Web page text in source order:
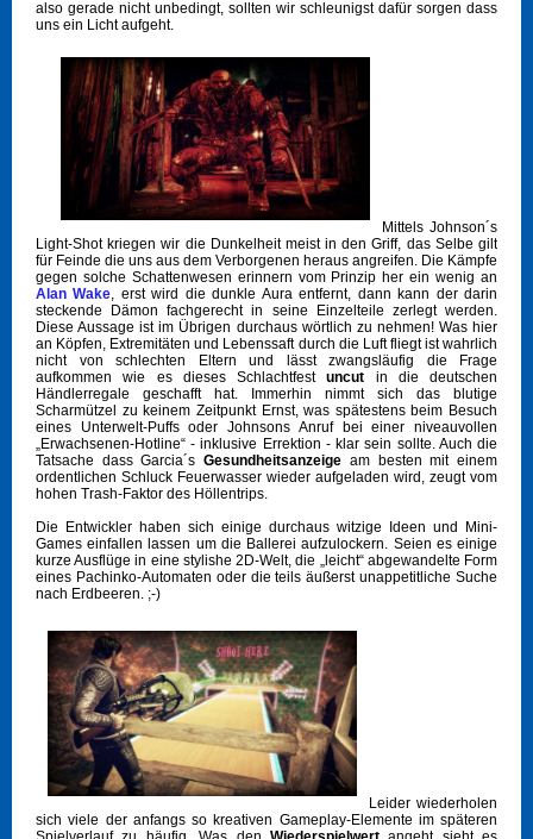
also gerade nicht unbedingt, sollten wir schleunigst dafür sorgen dass
uns ein Licht aufgeht.
Mittels Johnson´s
Light-Shot kriegen wir die Dunkelheit meist in den Griff, das Selbe gilt
für Feinde die uns aus dem Verborgenen heraus angreifen. Die Kämpfe
gegen solche Schattenwesen erinnern vom Prinzip her ein wenig an
Alan Wake, erst wird die dunkle Aura entfernt, dann kann der darin
steckende Dämon fachgerecht in seine Einzelteile zerlegt werden.
Diese Aussage ist im Übrigen durchaus wörtlich zu nehmen! Was hier
an Köpfen, Extremitäten und Lebenssaft durch die Luft fliegt ist wahrlich
nicht von schlechten Eltern und lässt zwangsläufig die Frage
aufkommen wie es dieses Schlachtfestuncut in die deutschen
Händlerregale geschafft hat. Immerhin nimmt sich das blutige
Scharmützel zu keinem Zeitpunkt Ernst, was spätestens beim Besuch
eines Unterwelt-Puffs oder Johnsons Anruf bei einer niveauvollen
„Erwachsenen-Hotline“ - inklusive Errektion - klar sein sollte. Auch die
Tatsache dass Garcia´sGesundheitsanzeige am besten mit einem
ordentlichen Schluck Feuerwasser wieder aufgeladen wird, zeugt vom
hohen Trash-Faktor des Höllentrips.
Die Entwickler haben sich einige durchaus witzige Ideen und Mini-
Games einfallen lassen um die Ballerei aufzulockern. Seien es einige
kurze Ausflüge in eine stylishe 2D-Welt, die „leicht“ abgewandelte Form
eines Pachinko-Automaten oder die teils äußerst unappetitliche Suche
nach Erdbeeren. ;-)
Leider wiederholen
sich viele der anfangs so kreativen Gameplay-Elemente im späteren